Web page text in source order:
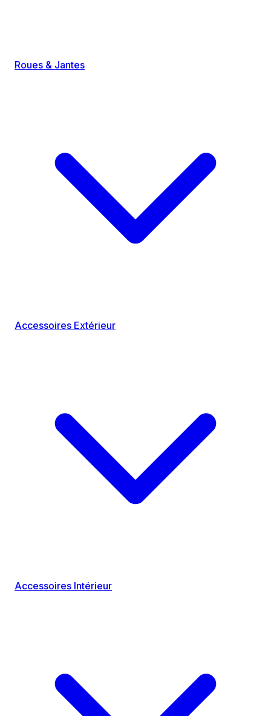
Roues & Jantes
Accessoires Extérieur
Accessoires Intérieur